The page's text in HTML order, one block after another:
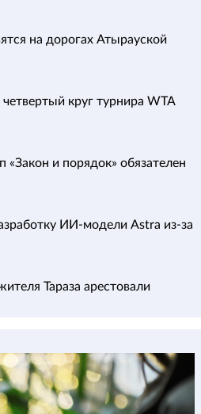
на дорогах Атырауской
круг турнира WTA
«Закон и порядок» обязателен
ИИ-модели Astra из-за
Тараза арестовали